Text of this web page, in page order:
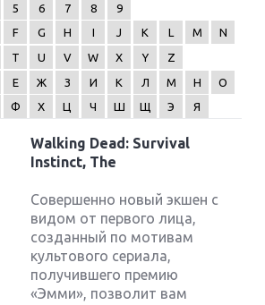
5 6 7 8
9
F G H I J K L M
N
T U V W X Y
Z
Е Ж З И К Л М Н
О
Ф Х Ц Ч Ш Щ Э Я
Walking Dead: Survival
Instinct, The
Совершенно новый экшен с
видом от первого лица,
созданный по мотивам
культового сериала,
получившего премию
«Эмми», позволит вам